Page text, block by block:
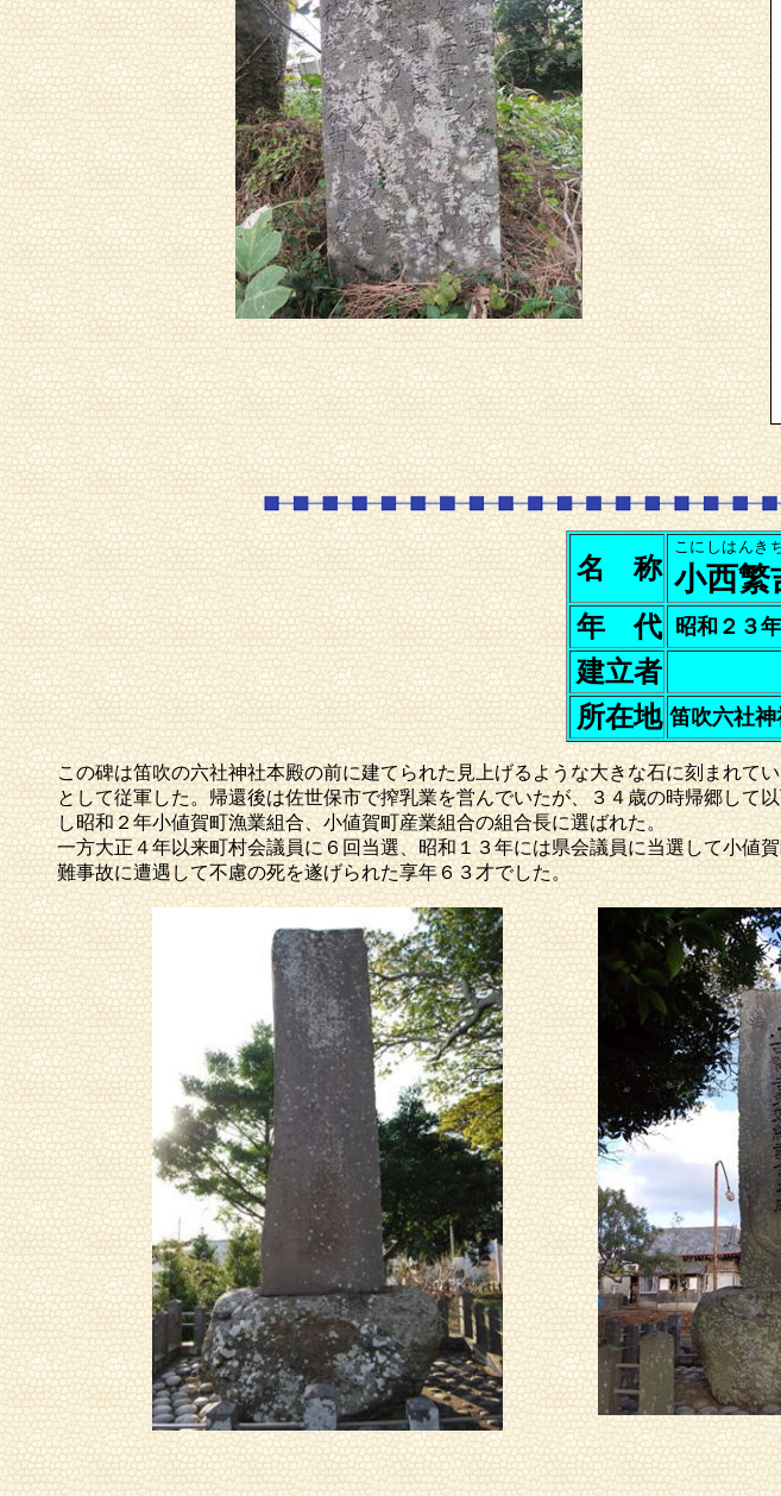
名 称 小西繁
こにしはんき
年 代 昭和２３
建立者
所在地 笛吹六社神
この碑は笛吹の六社神社本殿の前に建てられた見上げるような大きな石に刻まれ
として従軍した。帰還後は佐世保市で搾乳業を営んでいたが、３４歳の時帰郷し
し昭和２年小値賀町漁業組合、小値賀町産業組合の組合長に選ばれた。
一方大正４年以来町村会議員に６回当選、昭和１３年には県会議員に当選して小
難事故に遭遇して不慮の死を遂げられた享年６３才でした。